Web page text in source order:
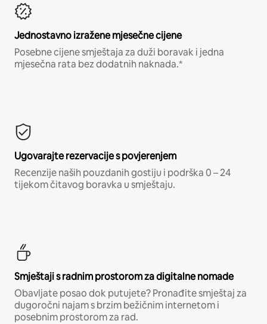
Jednostavno izražene mjesečne cijene
Posebne cijene smještaja za duži boravak i jedna
mjesečna rata bez dodatnih naknada.*
Ugovarajte rezervacije s povjerenjem
Recenzije naših pouzdanih gostiju i podrška 0 – 24
tijekom čitavog boravka u smještaju.
Smještaji s radnim prostorom za digitalne nomade
Obavljate posao dok putujete? Pronađite smještaj za
dugoročni najam s brzim bežičnim internetom i
posebnim prostorom za rad.